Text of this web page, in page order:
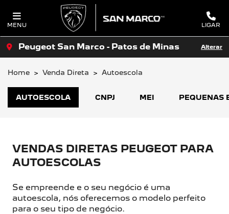
MENU LIGAR
Peugeot San Marco - Patos de Minas Alterar
Home Venda Direta Autoescola
CNPJ MEI PEQUENAS
AUTOESCOLA
VENDAS DIRETAS PEUGEOT PARA
AUTOESCOLAS
Se empreende e o seu negócio é uma
autoescola, nós oferecemos o modelo perfeito
para o seu tipo de negócio.